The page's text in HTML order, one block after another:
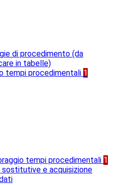
di procedimento (da
in tabelle)
tempi procedimentali 1
tempi procedimentali 1
sostitutive e acquisizione